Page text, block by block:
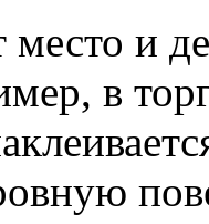
и
в